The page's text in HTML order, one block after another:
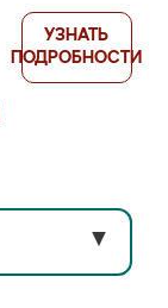
УЗНАТЬ
ПОДРОБНОСТИ
▼